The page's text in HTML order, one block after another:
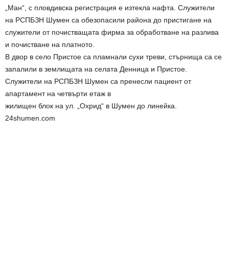
„Ман“, с пловдивска регистрация е изтекла нафта. Служители
на РСПБЗН Шумен са обезопасили района до пристигане на
служители от почистващата фирма за обработване на разлива
и почистване на платното.
В двор в село Пристое са пламнали сухи треви, стърнища са се
запалили в землищата на селата Денница и Пристое.
Служители на РСПБЗН Шумен са пренесли пациент от
апартамент на четвърти етаж в
жилищен блок на ул. „Охрид“ в Шумен до линейка.
24shumen.com